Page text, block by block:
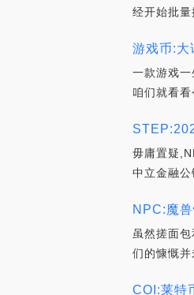
经开始批量
游戏币:大
一款游戏
咱们就看看
毋庸置疑
中立金融公
NPC:魔
虽然搓面
们的慷慨并
COI:莱特